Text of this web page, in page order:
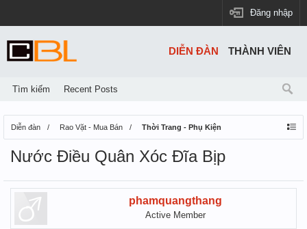
Đăng nhập
Diễn đàn Rao Vặt - Mua Bán Thời Trang - Phụ Kiện
Nước Điều Quân Xóc Đĩa Bịp
phamquangthang
Active Member
DIỄN ĐÀN
Tìm kiếm Recent Posts
THÀNH VIÊN